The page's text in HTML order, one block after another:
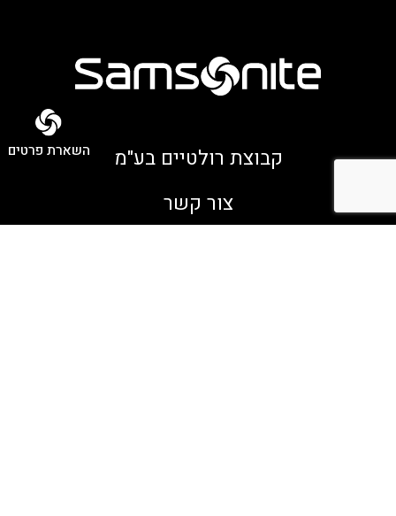
השארת פרטים
קבוצת רולטיים בע"מ
צור קשר